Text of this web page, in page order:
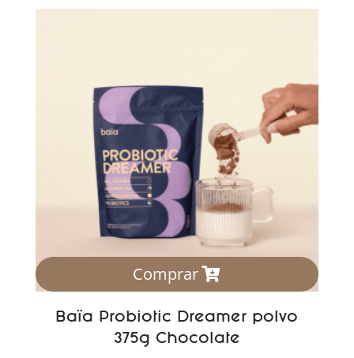
Comprar
Baïa Probiotic Dreamer polvo
375g Chocolate